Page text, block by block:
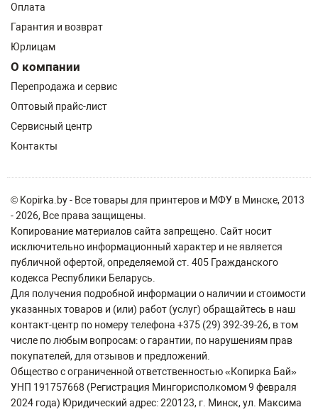
Оплата
Гарантия и возврат
Юрлицам
О компании
Перепродажа и сервис
Оптовый прайс-лист
Сервисный центр
Контакты
© Kopirka.by - Все товары для принтеров и МФУ в Минске, 2013
- 2026, Все права защищены.
Копирование материалов сайта запрещено. Сайт носит
исключительно информационный характер и не является
публичной офертой, определяемой ст. 405 Гражданского
кодекса Республики Беларусь.
Для получения подробной информации о наличии и стоимости
указанных товаров и (или) работ (услуг) обращайтесь в наш
контакт-центр по номеру телефона +375 (29) 392-39-26, в том
числе по любым вопросам: о гарантии, по нарушениям прав
покупателей, для отзывов и предложений.
Общество с ограниченной ответственностью «Копирка Бай»
УНП 191757668 (Регистрация Мингорисполкомом 9 февраля
2024 года) Юридический адрес: 220123, г. Минск, ул. Максима